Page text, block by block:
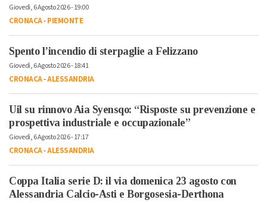
Giovedì, 6 Agosto 2026 - 19:00
CRONACA-PIEMONTE
Spento l’incendio di sterpaglie a Felizzano
Giovedì, 6 Agosto 2026 - 18:41
CRONACA-ALESSANDRIA
Uil su rinnovo Aia Syensqo: “Risposte su prevenzione e
prospettiva industriale e occupazionale”
Giovedì, 6 Agosto 2026 - 17:17
CRONACA-ALESSANDRIA
Coppa Italia serie D: il via domenica 23 agosto con
Alessandria Calcio-Asti e Borgosesia-Derthona